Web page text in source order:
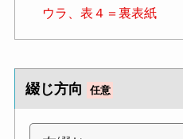
ウラ、表４＝裏表紙
綴じ方向 任意